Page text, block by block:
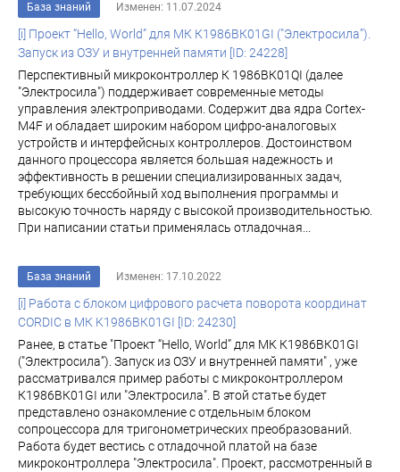
База знаний Изменен: 11.07.2024
[i] Проект “Hello, World” для МК К1986ВК01GI ("Электросила”).
Запуск из ОЗУ и внутренней памяти [ID: 24228]
Перспективный микроконтроллер К 1986ВК01QI (далее
"Электросила") поддерживает современные методы
управления электроприводами. Содержит два ядра Cortex-
M4F и обладает широким набором цифро-аналоговых
устройств и интерфейсных контроллеров. Достоинством
данного процессора является большая надежность и
эффективность в решении специализированных задач,
требующих бессбойный ход выполнения программы и
высокую точность наряду с высокой производительностью.
При написании статьи применялась отладочная...
База знаний Изменен: 17.10.2022
[i] Работа с блоком цифрового расчета поворота координат
CORDIC в МК K1986ВК01GI [ID: 24230]
Ранее, в статье "Проект “Hello, World” для МК К1986ВК01GI
("Электросила”). Запуск из ОЗУ и внутренней памяти" , уже
рассматривалcя пример работы с микроконтроллером
К1986ВК01GI или "Электросила". В этой статье будет
представлено ознакомление с отдельным блоком
сопроцессора для тригонометрических преобразований.
Работа будет вестись с отладочной платой на базе
микроконтроллера "Электросила". Проект, рассмотренный в